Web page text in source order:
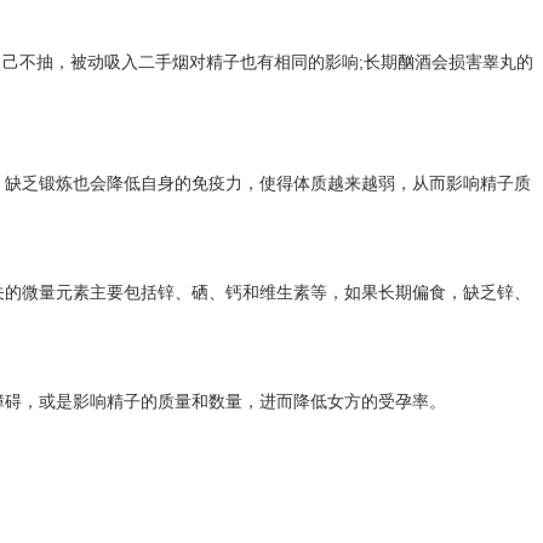
不抽，被动吸入二手烟对精子也有相同的影响;长期酗酒会损害睾丸的
乏锻炼也会降低自身的免疫力，使得体质越来越弱，从而影响精子质
量元素主要包括锌、硒、钙和维生素等，如果长期偏食，缺乏锌、
，或是影响精子的质量和数量，进而降低女方的受孕率。